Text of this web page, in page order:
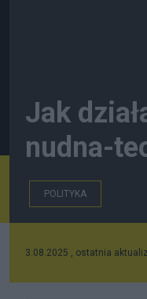
Jak
nudna-
POLITYKA
3.08.2025 , ostatnia